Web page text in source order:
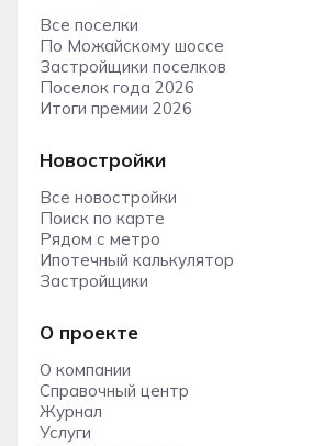
Все поселки
По Можайскому шоссе
Застройщики поселков
Поселок года 2026
Итоги премии 2026
Новостройки
Все новостройки
Поиск по карте
Рядом с метро
Ипотечный калькулятор
Застройщики
О проекте
О компании
Справочный центр
Журнал
Услуги